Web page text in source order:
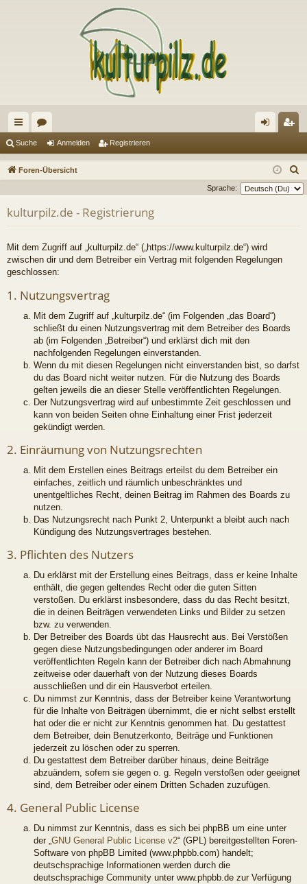
ch
ne
riff
en m
el
n
ist
rie
n
Suche Anmelden Registrieren
Foren-Übersicht
u
Sprache:
kulturpilz.de - Registrierung
Mit dem Zugriff auf „kulturpilz.de“ („https://www.kulturpilz.de“) wird
zwischen dir und dem Betreiber ein Vertrag mit folgenden Regelungen
geschlossen:
1. Nutzungsvertrag
Mit dem Zugriff auf „kulturpilz.de“ (im Folgenden „das Board“)
schließt du einen Nutzungsvertrag mit dem Betreiber des Boards
ab (im Folgenden „Betreiber“) und erklärst dich mit den
nachfolgenden Regelungen einverstanden.
Wenn du mit diesen Regelungen nicht einverstanden bist, so darfst
du das Board nicht weiter nutzen. Für die Nutzung des Boards
gelten jeweils die an dieser Stelle veröffentlichten Regelungen.
Der Nutzungsvertrag wird auf unbestimmte Zeit geschlossen und
kann von beiden Seiten ohne Einhaltung einer Frist jederzeit
gekündigt werden.
2. Einräumung von Nutzungsrechten
Mit dem Erstellen eines Beitrags erteilst du dem Betreiber ein
einfaches, zeitlich und räumlich unbeschränktes und
unentgeltliches Recht, deinen Beitrag im Rahmen des Boards zu
nutzen.
Das Nutzungsrecht nach Punkt 2, Unterpunkt a bleibt auch nach
Kündigung des Nutzungsvertrages bestehen.
3. Pflichten des Nutzers
Du erklärst mit der Erstellung eines Beitrags, dass er keine Inhalte
enthält, die gegen geltendes Recht oder die guten Sitten
verstoßen. Du erklärst insbesondere, dass du das Recht besitzt,
die in deinen Beiträgen verwendeten Links und Bilder zu setzen
bzw. zu verwenden.
Der Betreiber des Boards übt das Hausrecht aus. Bei Verstößen
gegen diese Nutzungsbedingungen oder anderer im Board
veröffentlichten Regeln kann der Betreiber dich nach Abmahnung
zeitweise oder dauerhaft von der Nutzung dieses Boards
ausschließen und dir ein Hausverbot erteilen.
Du nimmst zur Kenntnis, dass der Betreiber keine Verantwortung
für die Inhalte von Beiträgen übernimmt, die er nicht selbst erstellt
hat oder die er nicht zur Kenntnis genommen hat. Du gestattest
dem Betreiber, dein Benutzerkonto, Beiträge und Funktionen
jederzeit zu löschen oder zu sperren.
Du gestattest dem Betreiber darüber hinaus, deine Beiträge
abzuändern, sofern sie gegen o. g. Regeln verstoßen oder geeignet
sind, dem Betreiber oder einem Dritten Schaden zuzufügen.
4. General Public License
Du nimmst zur Kenntnis, dass es sich bei phpBB um eine unter
der „GNU General Public License v2“ (GPL) bereitgestellten Foren-
Software von phpBB Limited (www.phpbb.com) handelt;
deutschsprachige Informationen werden durch die
deutschsprachige Community unter www.phpbb.de zur Verfügung